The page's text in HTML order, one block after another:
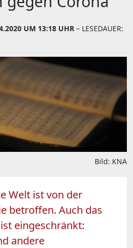
UM 13:18 UHR – LESEDAUER:
Bild: KNA
Welt ist von der
betroffen. Auch das
eingeschränkt:
andere